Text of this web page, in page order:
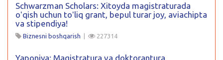
Schwarzman Scholars: Xitoyda magistraturada
oʻqish uchun toʻliq grant, bepul turar joy, aviachipta
va stipendiya!
Biznesni boshqarish | 227314
Yaponiya: Magistratura va doktorantura